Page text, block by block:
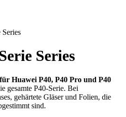
Series
Huawei P40, P40 Pro und P40
gesamte P40-Serie. Bei
gehärtete Gläser und Folien, die
sind.